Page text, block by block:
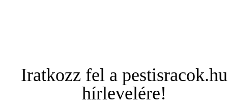
Iratkozz fel a pestisracok.hu
hírlevelére!